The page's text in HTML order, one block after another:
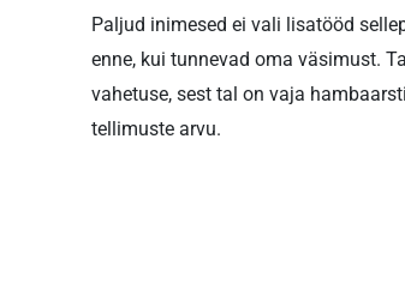
Paljud inimesed ei vali lisatööd
enne, kui tunnevad oma väsimust.
vahetuse, sest tal on vaja
tellimuste arvu.